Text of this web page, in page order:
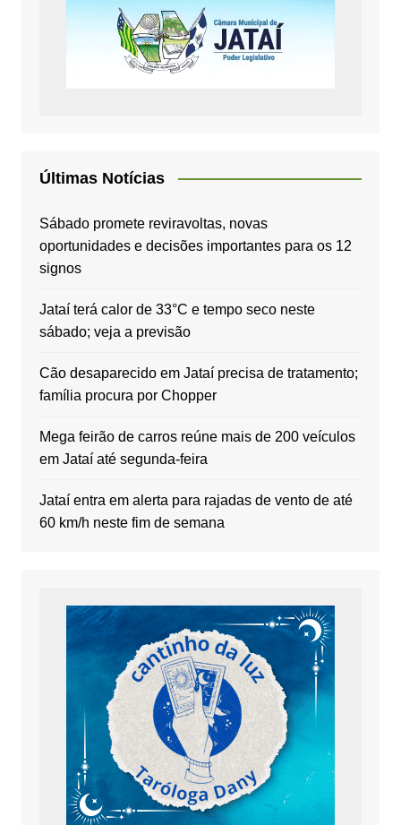
Últimas Notícias
Sábado promete reviravoltas, novas
oportunidades e decisões importantes para os 12
signos
Jataí terá calor de 33°C e tempo seco neste
sábado; veja a previsão
Cão desaparecido em Jataí precisa de tratamento;
família procura por Chopper
Mega feirão de carros reúne mais de 200 veículos
em Jataí até segunda-feira
Jataí entra em alerta para rajadas de vento de até
60 km/h neste fim de semana